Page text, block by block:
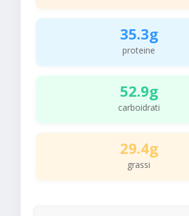
35.3g
proteine
52.9g
carboidrati
29.4g
grassi